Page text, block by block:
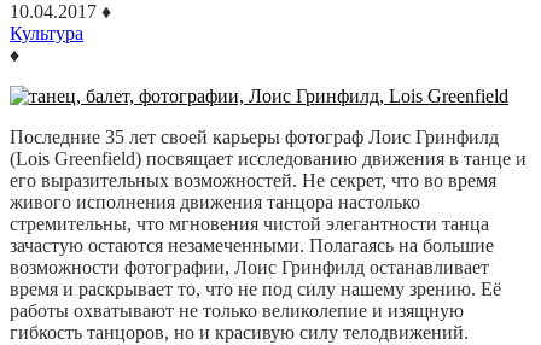
10.04.2017 ♦
Культура
♦
Последние 35 лет своей карьеры фотограф Лоис Гринфилд
(Lois Greenfield) посвящает исследованию движения в танце и
его выразительных возможностей. Не секрет, что во время
живого исполнения движения танцора настолько
стремительны, что мгновения чистой элегантности танца
зачастую остаются незамеченными. Полагаясь на большие
возможности фотографии, Лоис Гринфилд останавливает
время и раскрывает то, что не под силу нашему зрению. Её
работы охватывают не только великолепие и изящную
гибкость танцоров, но и красивую силу телодвижений.